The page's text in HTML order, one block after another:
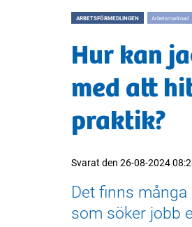
ARBETSFÖRMEDLINGEN Arbetsmarknad
Hur kan
med att
praktik?
Svarat den 26-08-2024
Det finns
som söker jobb